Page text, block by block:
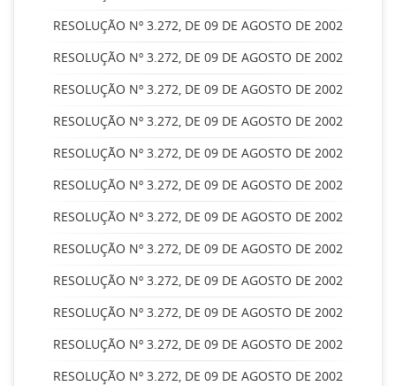
RESOLUÇÃO Nº 3.272, DE 09 DE AGOSTO DE 2002
RESOLUÇÃO Nº 3.272, DE 09 DE AGOSTO DE 2002
RESOLUÇÃO Nº 3.272, DE 09 DE AGOSTO DE 2002
RESOLUÇÃO Nº 3.272, DE 09 DE AGOSTO DE 2002
RESOLUÇÃO Nº 3.272, DE 09 DE AGOSTO DE 2002
RESOLUÇÃO Nº 3.272, DE 09 DE AGOSTO DE 2002
RESOLUÇÃO Nº 3.272, DE 09 DE AGOSTO DE 2002
RESOLUÇÃO Nº 3.272, DE 09 DE AGOSTO DE 2002
RESOLUÇÃO Nº 3.272, DE 09 DE AGOSTO DE 2002
RESOLUÇÃO Nº 3.272, DE 09 DE AGOSTO DE 2002
RESOLUÇÃO Nº 3.272, DE 09 DE AGOSTO DE 2002
RESOLUÇÃO Nº 3.272, DE 09 DE AGOSTO DE 2002